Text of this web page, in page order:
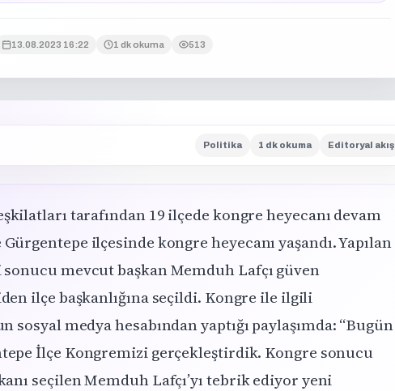
13.08.2023 16:22 1 dk okuma 513
Politika 1 dk okuma Editoryal akış
tarafından 19 ilçede kongre heyecanı devam
ilçesinde kongre heyecanı yaşandı. Yapılan
mevcut başkan Memduh Lafçı güven
ilçe başkanlığına seçildi. Kongre ile ilgili
medya hesabından yaptığı paylaşımda: “Bugün
İlçe Kongremizi gerçekleştirdik. Kongre sonucu
seçilen Memduh Lafçı’yı tebrik ediyor yeni